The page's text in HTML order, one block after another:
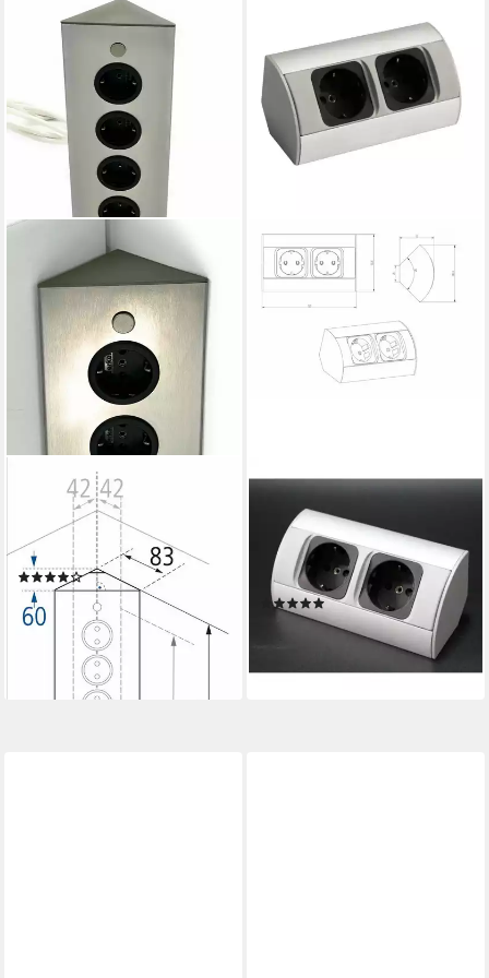
Thebo Eck-Steckdosenelemt
ST 3007/320 4-fach,
Edelstahl Mehrfachsteckdose
(1)
69,24 € UVP 90,06 €
-23%
lieferbar - in 3-4 Werktagen bei dir
KALB
Ecksteckdosenleiste 2x 230V
Steckdose Aluminium
silber/schwarz
(1)
22,90 € UVP34,90 €
lieferbar - in 2-3 Werktagen bei dir